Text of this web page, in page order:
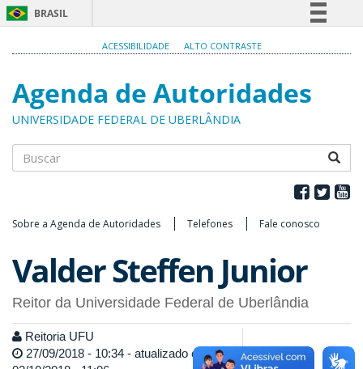
BRASIL
Participe
Acesso à informação
ACESSIBILIDADE ALTO CONTRASTE
Agenda de Autoridades
UNIVERSIDADE FEDERAL DE UBERLÂNDIA
Sobre a Agenda de Autoridades Telefones Fale conosco
Valder Steffen Junior
Reitor da Universidade Federal de Uberlândia
Reitoria UFU
27/09/2018 - 10:34 - atualizado em